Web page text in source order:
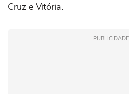
Cruz e Vitória.
PUBLICIDADE